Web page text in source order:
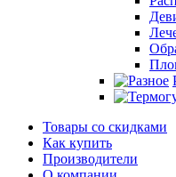
Товары со скидками
Как купить
Производители